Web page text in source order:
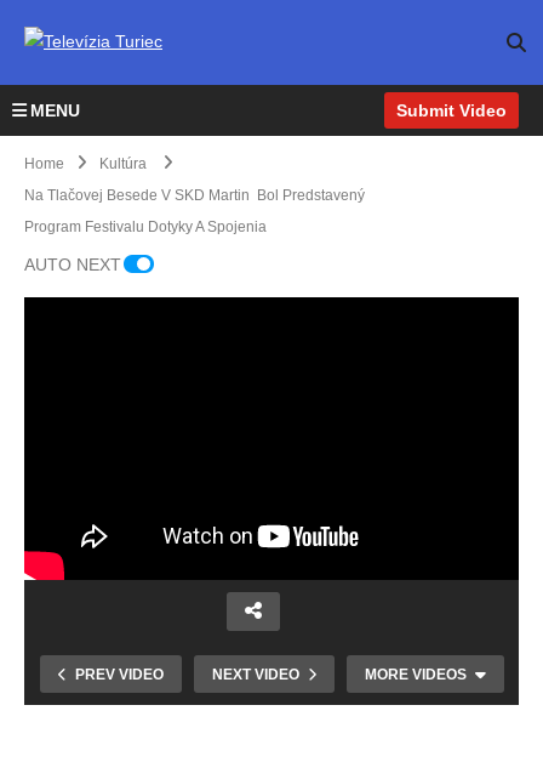
MENU Submit Video
Home
Kultúra
Na Tlačovej Besede V SKD Martin Bol Predstavený
Program Festivalu Dotyky A Spojenia
AUTO NEXT
PREV VIDEO NEXT VIDEO MORE VIDEOS